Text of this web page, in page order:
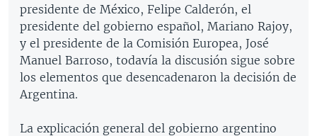
presidente de México, Felipe Calderón, el
presidente del gobierno español, Mariano Rajoy,
y el presidente de la Comisión Europea, José
Manuel Barroso, todavía la discusión sigue sobre
los elementos que desencadenaron la decisión de
Argentina.
La explicación general del gobierno argentino